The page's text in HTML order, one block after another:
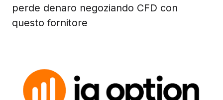
perde denaro negoziando CFD con
questo fornitore